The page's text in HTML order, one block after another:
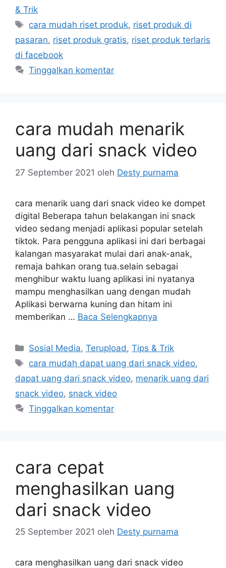
& Trik
Tag
cara mudah riset produk, riset produk di
pasaran, riset produk gratis, riset produk terlaris
di facebook
Tinggalkan komentar
cara mudah menarik
uang dari snack video
27 September 2021 oleh Desty purnama
cara menarik uang dari snack video ke dompet
digital Beberapa tahun belakangan ini snack
video sedang menjadi aplikasi popular setelah
tiktok. Para pengguna aplikasi ini dari berbagai
kalangan masyarakat mulai dari anak-anak,
remaja bahkan orang tua.selain sebagai
menghibur waktu luang aplikasi ini nyatanya
mampu menghasilkan uang dengan mudah
Aplikasi berwarna kuning dan hitam ini
memberikan … Baca Selengkapnya
Kategori
Sosial Media,Terupload ,Tips & Trik
Tag
cara mudah dapat uang dari snack video,
dapat uang dari snack video, menarik uang dari
snack video, snack video
Tinggalkan komentar
cara cepat
menghasilkan uang
dari snack video
25 September 2021 oleh Desty purnama
cara menghasilkan uang dari snack video